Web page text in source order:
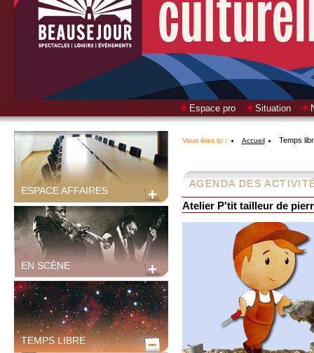
Espace pro Situation
ESPACE AFFAIRES
EN SCÈNE
TEMPS LIBRE
Vous êtes ici : Accueil Temps
AGENDA DES
Atelier P'tit tailleur de